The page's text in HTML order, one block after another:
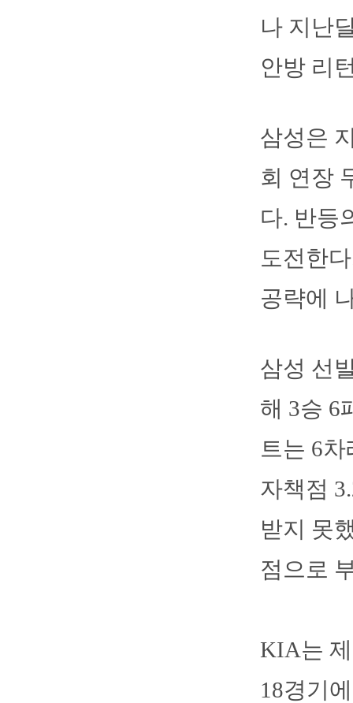
나 지난
안방 리
삼성은
회 연장
다. 반등
도전한
공략에
삼성 선
해 3승 6
트는 6
자책점
받지 못
점으로
KIA는
18경기